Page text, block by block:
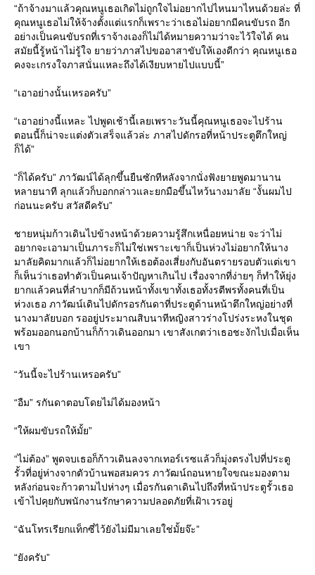
“ถ้าจ้างมาแล้วคุณหนูเธอเกิดไม่ถูกใจไม่อยากไปไหนมาไหนด้วยล่ะ ที่
คุณหนูเธอไม่ให้จ้างตั้งแต่แรกก็เพราะว่าเธอไม่อยากมีคนขับรถ อีก
อย่างเป็นคนขับรถที่เราจ้างเองก็ไม่ได้หมายความว่าจะไว้ใจได้ คน
สมัยนี้รู้หน้าไม่รู้ใจ ยายว่าภาสไปขออาสาขับให้เองดีกว่า คุณหนูเธอ
คงจะเกรงใจภาสนั่นแหละถึงได้เงียบหายไปแบบนี้”
“เอาอย่างนั้นเหรอครับ”
“เอาอย่างนี้แหละ ไปพูดเช้านี้เลยเพราะวันนี้คุณหนูเธอจะไปร้าน
ตอนนี้ก็น่าจะแต่งตัวเสร็จแล้วล่ะ ภาสไปดักรอที่หน้าประตูตึกใหญ่
ก็ได้”
“ก็ได้ครับ” ภาวัฒน์ได้ลุกขึ้นยืนซักทีหลังจากนั่งฟังยายพูดมานาน
หลายนาที ลุกแล้วก็บอกกล่าวและยกมือขึ้นไหว้นางมาลัย “งั้นผมไป
ก่อนนะครับ สวัสดีครับ”
ชายหนุ่มก้าวเดินไปข้างหน้าด้วยความรู้สึกเหนื่อยหน่าย จะว่าไม่
อยากจะเอามาเป็นภาระก็ไม่ใช่เพราะเขาก็เป็นห่วงไม่อยากให้นาง
มาลัยคิดมากแล้วก็ไม่อยากให้เธอต้องเสี่ยงกับอันตรายรอบตัวแต่เขา
ก็เห็นว่าเธอทำตัวเป็นคนเจ้าปัญหาเกินไป เรื่องจากที่ง่ายๆ ก็ทำให้ยุ่ง
ยากแล้วคนที่ลำบากก็มีถ้วนหน้าทั้งเขาทั้งเธอทั้งรตีพรทั้งคนที่เป็น
ห่วงเธอ ภาวัฒน์เดินไปดักรอรกันดาที่ประตูด้านหน้าตึกใหญ่อย่างที่
นางมาลัยบอก รออยู่ประมาณสิบนาทีหญิงสาวร่างโปร่งระหงในชุด
พร้อมออกนอกบ้านก็ก้าวเดินออกมา เขาสังเกตว่าเธอชะงักไปเมื่อเห็น
เขา
“วันนี้จะไปร้านเหรอครับ”
“อืม” รกันดาตอบโดยไม่ได้มองหน้า
“ให้ผมขับรถให้มั้ย”
“ไม่ต้อง” พูดจบเธอก็ก้าวเดินลงจากเทอร์เรซแล้วก็มุ่งตรงไปที่ประตู
รั้วที่อยู่ห่างจากตัวบ้านพอสมควร ภาวัฒน์ถอนหายใจขณะมองตาม
หลังก่อนจะก้าวตามไปห่างๆ เมื่อรกันดาเดินไปถึงที่หน้าประตูรั้วเธอ
เข้าไปคุยกับพนักงานรักษาความปลอดภัยที่เฝ้าเวรอยู่
“ฉันโทรเรียกแท็กซี่ไว้ยังไม่มีมาเลยใช่มั้ยจ๊ะ”
“ยังครับ”